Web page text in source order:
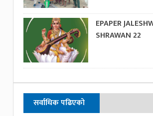
EPAPER
SHRAWAN 22
सर्वाधिक पढिएको